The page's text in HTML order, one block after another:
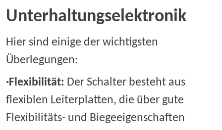
Unterhaltungselektronik
Hier sind einige der wichtigsten
Überlegungen:
·Flexibilität: Der Schalter besteht aus
flexiblen Leiterplatten, die über gute
Flexibilitäts- und Biegeeigenschaften